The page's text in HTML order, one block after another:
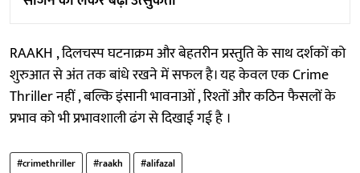
RAAKH , दिलचस्प घटनाक्रम और बेहतरीन प्रस्तुति के साथ दर्शकों को
शुरुआत से अंत तक बांधे रखने में सफल है। यह केवल एक Crime
Thriller नहीं , बल्कि इंसानी भावनाओं , रिश्तों और कठिन फैसलों के
प्रभाव को भी प्रभावशाली ढंग से दिखाई गई है ।
#crimethriller #raakh #alifazal